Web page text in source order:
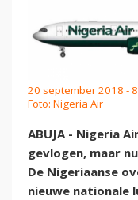
20 september 2018 -
Foto: Nigeria Air
ABUJA - Nigeria
gevlogen, maar
De Nigeriaanse
nieuwe nationale